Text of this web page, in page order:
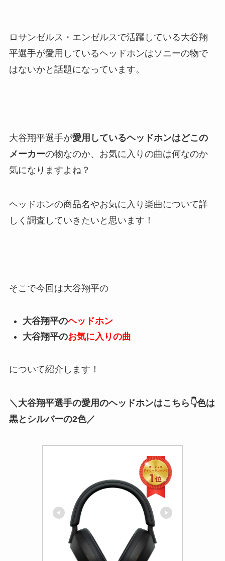
ロサンゼルス・エンゼルスで活躍している大谷翔
平選手が愛用しているヘッドホンはソニーの物で
はないかと話題になっています。
大谷翔平選手が愛用しているヘッドホンはどこの
メーカーの物なのか、お気に入りの曲は何なのか
気になりますよね？
ヘッドホンの商品名やお気に入り楽曲について詳
しく調査していきたいと思います！
そこで今回は大谷翔平の
大谷翔平のヘッドホン
大谷翔平のお気に入りの曲
について紹介します！
＼大谷翔平選手の愛用のヘッドホンはこちら👇色は
黒とシルバーの2色／